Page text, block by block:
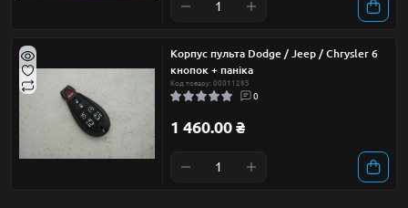
Корпус пульта Dodge / Jeep / Chrysler 6
кнопок + паніка
Код товару: 00011285
0
1 460.00 ₴